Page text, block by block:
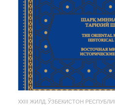
XXIII ЖИЛД. ЎЗБЕКИСТОН